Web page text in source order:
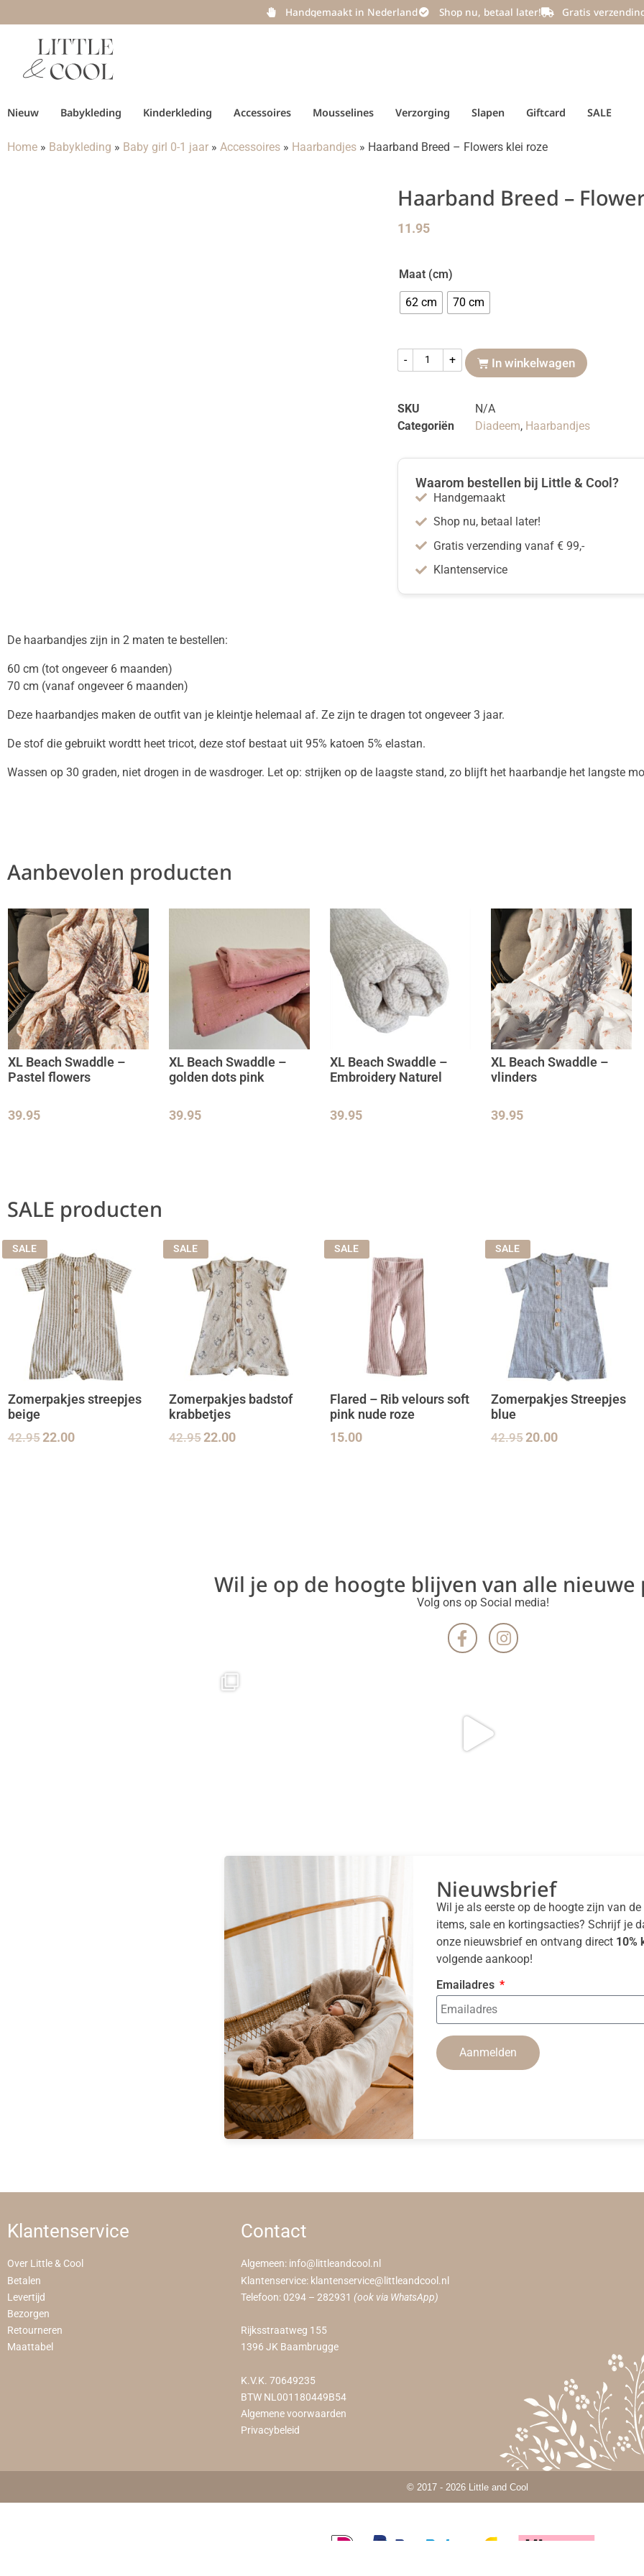
Handgemaakt in Nederland Shop nu, betaal later! Gratis
Nieuw Babykleding Kinderkleding Accessoires Mousselines Verzorging Slapen Giftcard SALE
Home » Babykleding » Baby girl 0-1 jaar » Accessoires » Haarbandjes » Haarband Breed – Flowers klei roze
Haarband Breed –
11.95
Maat (cm)
62 cm 70 cm
- + In winkelwagen
SKU
N/A
Categoriën
Diadeem, Haarbandjes
Waarom bestellen bij Little & Cool?
Handgemaakt
Shop nu, betaal later!
Gratis verzending vanaf € 99,-
Klantenservice
De haarbandjes zijn in 2 maten te bestellen:
60 cm (tot ongeveer 6 maanden)
70 cm (vanaf ongeveer 6 maanden)
Deze haarbandjes maken de outfit van je kleintje helemaal af. Ze zijn te dragen tot ongeveer 3 jaar.
De stof die gebruikt wordtt heet tricot, deze stof bestaat uit 95% katoen 5% elastan.
Wassen op 30 graden, niet drogen in de wasdroger. Let op: strijken op de laagste stand, zo blijft het haarbandje het langste
Aanbevolen producten
XL Beach Swaddle –
Pastel flowers
39.95
XL Beach Swaddle –
golden dots pink
39.95
XL Beach Swaddle –
Embroidery Naturel
39.95
XL Beach Swaddle –
vlinders
39.95
SALE producten
SALE
Zomerpakjes streepjes
beige
42.9522.00
SALE
Zomerpakjes badstof
krabbetjes
42.9522.00
SALE
Flared – Rib velours soft
pink nude roze
15.00
SALE
Zomerpakjes Streepjes
blue
42.9520.00
Wil je op de hoogte blijven van alle nieuwe
Volg ons op Social media!
Nieuwsbrief
Wil je als eerste op de hoogte zijn van
items, sale en kortingsacties? Schrijf je
onze nieuwsbrief en ontvang direct 10%
volgende aankoop!
Emailadres
Aanmelden
Klantenservice
Over Little & Cool
Betalen
Levertijd
Bezorgen
Retourneren
Maattabel
Contact
Algemeen: info@littleandcool.nl
Klantenservice: klantenservice@littleandcool.nl
Telefoon: 0294 – 282931 (ook via WhatsApp)
Rijksstraatweg 155
1396 JK Baambrugge
K.V.K. 70649235
BTW NL001180449B54
Algemene voorwaarden
Privacybeleid
© 2017 - 2026 Little and Cool